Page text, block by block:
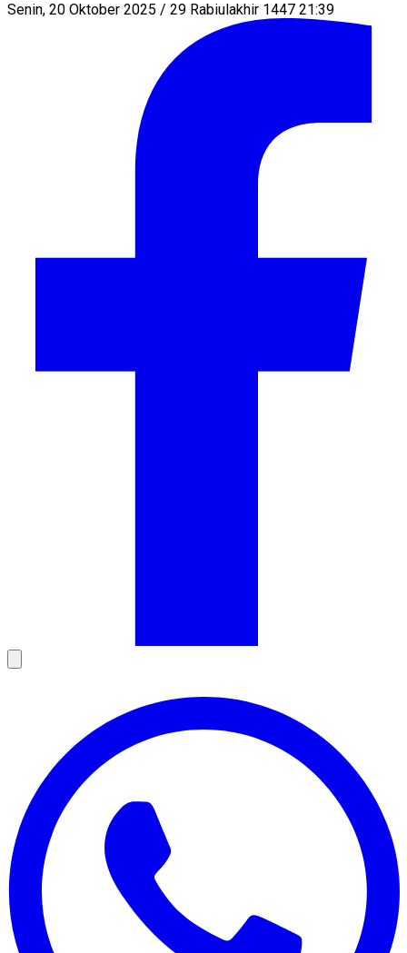
Senin, 20 Oktober 2025 / 29 Rabiulakhir 1447 21:39